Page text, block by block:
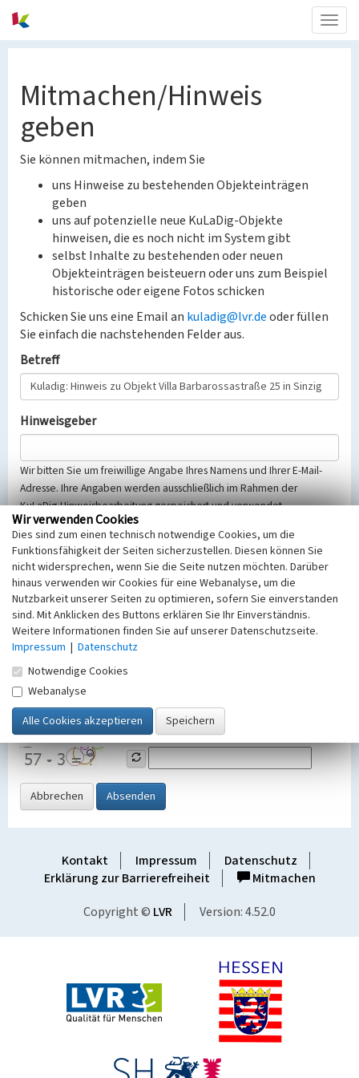
Mitmachen/Hinweis
geben
Sie können mitmachen, indem Sie
uns Hinweise zu bestehenden Objekteinträgen
geben
uns auf potenzielle neue KuLaDig-Objekte
hinweisen, die es noch nicht im System gibt
selbst Inhalte zu bestehenden oder neuen
Objekteinträgen beisteuern oder uns zum Beispiel
historische oder eigene Fotos schicken
Schicken Sie uns eine Email an kuladig@lvr.deoder füllen
Sie einfach die nachstehenden Felder aus.
Betreff
Hinweisgeber
Wir bitten Sie um freiwillige Angabe Ihres Namens und Ihrer E-Mail-
Adresse. Ihre Angaben werden ausschließlich im Rahmen der
KuLaDig-Hinweisbearbeitung gespeichert und verwendet.
Selbstverständlich werden diese entsprechend der Vorschriften des
Telemediengesetzes, des Datenschutzgesetzes NRW und der seit
dem 25.05.2018 gültigen Europäischen Datenschutzgrundverordnung
(EU-DSGVO) vertraulich behandelt, beachten Sie bitte unsere
Hinweise zumDatenschutz
Nachricht
SicherheitsabfrageTragen Sie unten das Rechenergebnis aus der
Grafik ein
Abbrechen Absenden
Kontakt Impressum
Datenschutz
Erklärung zur Barrierefreiheit
Mitmachen
Copyright © LVR Version: 4.52.0
Wir verwenden Cookies
Dies sind zum einen technisch notwendige Cookies, um die
Funktionsfähigkeit der Seiten sicherzustellen. Diesen können Sie
nicht widersprechen, wenn Sie die Seite nutzen möchten. Darüber
hinaus verwenden wir Cookies für eine Webanalyse, um die
Nutzbarkeit unserer Seiten zu optimieren, sofern Sie einverstanden
sind. Mit Anklicken des Buttons erklären Sie Ihr Einverständnis.
Weitere Informationen finden Sie auf unserer Datenschutzseite.
Impressum | Datenschutz
Notwendige Cookies
Webanalyse